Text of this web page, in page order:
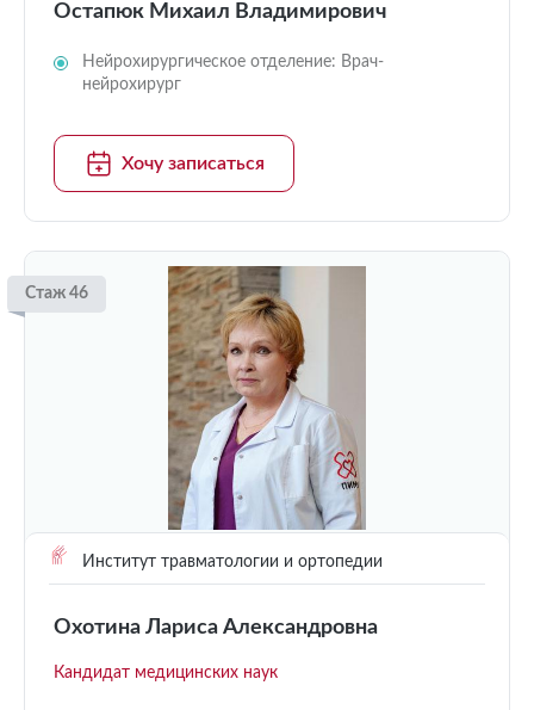
Остапюк Михаил Владимирович
Нейрохирургическое отделение: Врач-
нейрохирург
Хочу записаться
Стаж 46
Институт травматологии и ортопедии
Охотина Лариса Александровна
Кандидат медицинских наук